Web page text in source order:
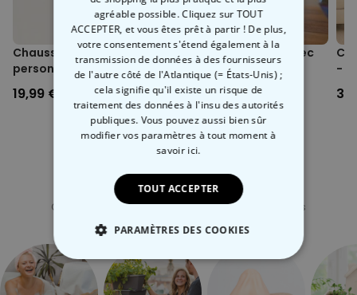
Chaussettes
personnalisées visage
19,99 €
Vase personnalisé avec
texte et picto
29,99 €
-
en
Catégorie concernée
Consultez nos autres catégories de cadeux insolites
agréable possible. Cliquez sur TOUT
ACCEPTER, et vous êtes prêt à partir ! De plus,
votre consentement s'étend également à la
transmission de données à des fournisseurs
de l'autre côté de l'Atlantique (= États-Unis) ;
cela signifie qu'il existe un risque de
traitement des données à l'insu des autorités
publiques. Vous pouvez aussi bien sûr
modifier vos paramètres à tout momentà
savoir ici.
TOUT ACCEPTER
PARAMÈTRES DES COOKIES
STRICTEMENT NÉCESSAIRE